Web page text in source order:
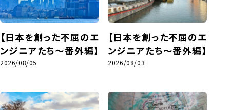
【日本を創った不屈のエ
ンジニアたち～番外編】
2026/08/05
【日本を創った不屈のエ
ンジニアたち～番外編】
2026/08/03